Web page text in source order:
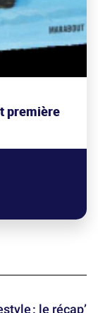
première
: le récap’